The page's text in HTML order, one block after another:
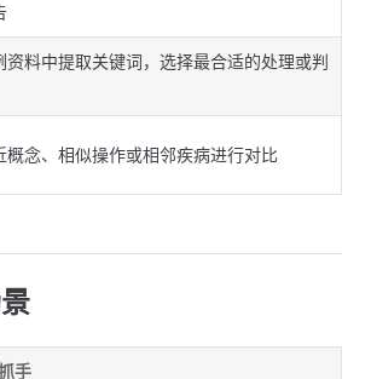
资料中提取关键词，选择最合适的处理或判
概念、相似操作或相邻疾病进行对比
手